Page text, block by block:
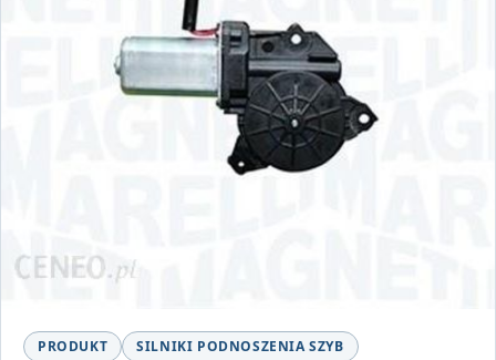
PRODUKT SILNIKI PODNOSZENIA SZYB